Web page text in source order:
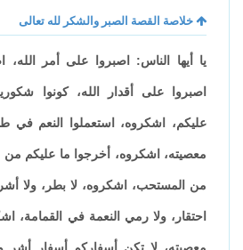
خلاصة القصة الصبر والشكر لله تعالى
يا أيها الناس: اصبروا على أمر
اصبروا على أقدار الله، كونوا
عليكم، اشكروه، استعملوا النعم في
معصيته، اشكروه، أخرجوا ما عليكم من
من المستحب، اشكروه، لا بطر، ولا أشر،
احتقار، ولا رمي النعمة في القمامة،